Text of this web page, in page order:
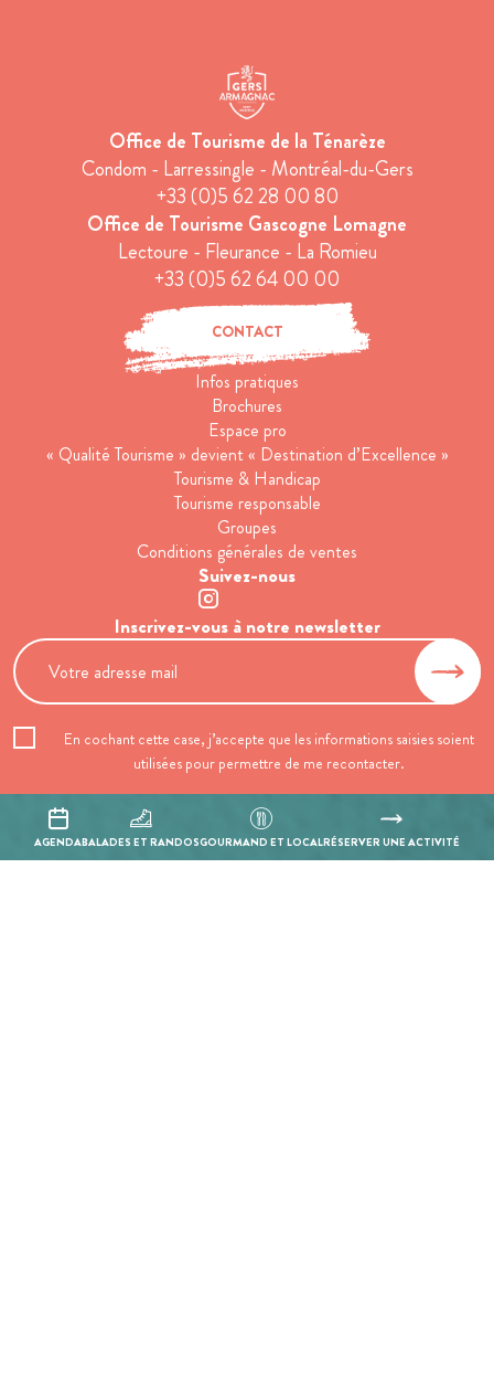
AGENDABALADES ET RANDOSGOURMAND ET LOCALRÉSERVER UNE ACTIVITÉ
Office de Tourisme de la Ténarèze
Condom - Larressingle - Montréal-du-Gers
+33 (0)5 62 28 00 80
Office de Tourisme Gascogne Lomagne
Lectoure - Fleurance - La Romieu
+33 (0)5 62 64 00 00
CONTACT
Infos pratiques
Brochures
Espace pro
« Qualité Tourisme » devient « Destination d’Excellence »
Tourisme & Handicap
Tourisme responsable
Groupes
Conditions générales de ventes
Suivez-nous
Inscrivez-vous à notre newsletter
En cochant cette case, j’accepte que les informations saisies soient
utilisées pour permettre de me recontacter.
Mentions légales
Politique de confidentialité
Réalisation :Mill, Privas